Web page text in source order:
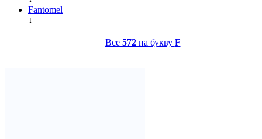
Fantomel
↓
Все 572на букву F